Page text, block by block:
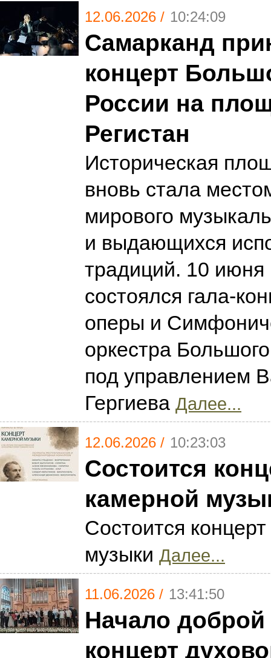
12.06.2026 / 10:24:09
Самарканд
концерт
России на
Регистан
Историческая
вновь стала
мирового
и выдающихся
традиций. 10
состоялся гала-
оперы и
оркестра
под управлением
Гергиева Далее...
12.06.2026 / 10:23:03
Состоится
камерной
Состоится
музыки Далее...
11.06.2026 / 13:41:50
Начало
концерт